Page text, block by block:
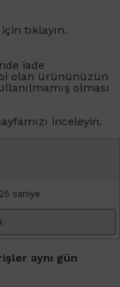
tıklayın.
iade
olan ürününüzün
olması
inceleyin.
saniye
aynı gün